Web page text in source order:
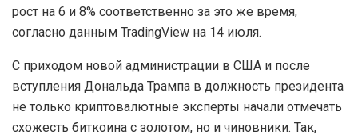
рост на 6 и 8% соответственно за это же время,
согласно данным TradingView на 14 июля.
С приходом новой администрации в США и после
вступления Дональда Трампа в должность президента
не только криптовалютные эксперты начали отмечать
схожесть биткоина с золотом, но и чиновники. Так,